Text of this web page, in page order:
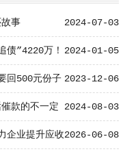
2024-07-03
事
2024-01-05
债”4220万！
2023-12-06
回500元份子
2024-08-03
款的不一定
2026-06-08
企业提升应收